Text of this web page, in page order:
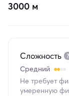
3000 м
Сложность
Средний
Не требует
умеренную